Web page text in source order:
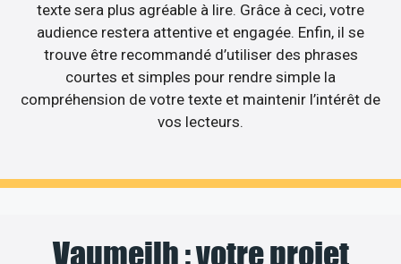
texte sera plus agréable à lire. Grâce à ceci, votre
audience restera attentive et engagée. Enfin, il se
trouve être recommandé d’utiliser des phrases
courtes et simples pour rendre simple la
compréhension de votre texte et maintenir l’intérêt de
vos lecteurs.
Vaumeilh : votre projet